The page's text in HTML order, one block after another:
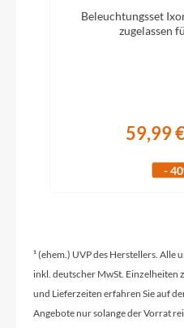
Syncros Creston
Beleuchtungsset
zugelassen
59,99
-
¹ (ehem.) UVP des Herstellers. Alle
inkl. deutscher MwSt. Einzelheiten
und Lieferzeiten erfahren Sie auf
Angebote nur solange der Vorrat